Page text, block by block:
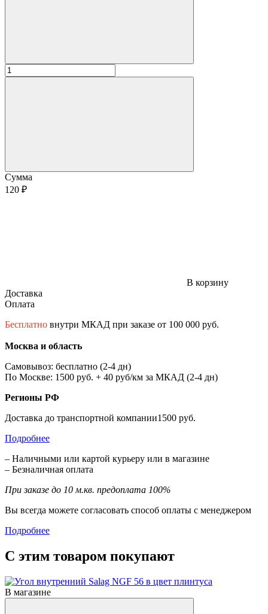
Сумма
120 ₽
В корзину
Доставка
Оплата
Бесплатно внутри МКАД при заказе от 100 000 руб.
Москва и область
Самовывоз: бесплатно (2-4 дн)
По Москве: 1500 руб. + 40 руб/км за МКАД (2-4 дн)
Регионы РФ
Доставка до транспортной компании1500 руб.
Подробнее
– Наличными или картой курьеру или в магазине
– Безналичная оплата
При заказе до 10 м.кв. предоплата 100%
Вы всегда можете согласовать способ оплаты с менеджером
Подробнее
С этим товаром покупают
В магазине